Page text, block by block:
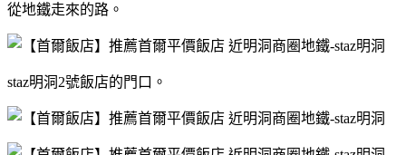
從地鐵走來的路。
staz明洞2號飯店的門口。